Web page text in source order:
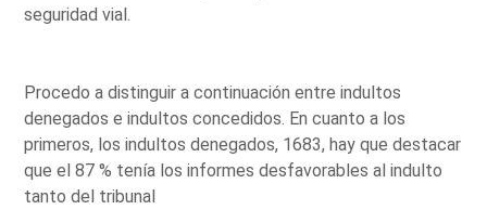
seguridad vial.
Procedo a distinguir a continuación entre indultos
denegados e indultos concedidos. En cuanto a los
primeros, los indultos denegados, 1683, hay que destacar
que el 87 % tenía los informes desfavorables al indulto
tanto del tribunal